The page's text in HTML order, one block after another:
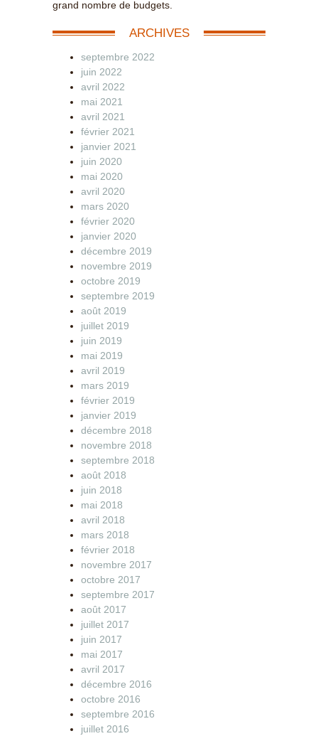
grand nombre de budgets.
ARCHIVES
septembre 2022
juin 2022
avril 2022
mai 2021
avril 2021
février 2021
janvier 2021
juin 2020
mai 2020
avril 2020
mars 2020
février 2020
janvier 2020
décembre 2019
novembre 2019
octobre 2019
septembre 2019
août 2019
juillet 2019
juin 2019
mai 2019
avril 2019
mars 2019
février 2019
janvier 2019
décembre 2018
novembre 2018
septembre 2018
août 2018
juin 2018
mai 2018
avril 2018
mars 2018
février 2018
novembre 2017
octobre 2017
septembre 2017
août 2017
juillet 2017
juin 2017
mai 2017
avril 2017
décembre 2016
octobre 2016
septembre 2016
juillet 2016